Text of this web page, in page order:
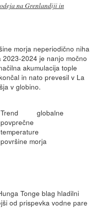
na Grenlandiji in
morja neperiodično niha
2024 je nanjo močno
akumulacija tople
in nato prevesil v La
v globino.
Trend globalne
povprečne
temperature
površine morja
Tonge blag hladilni
od prispevka vodne pare